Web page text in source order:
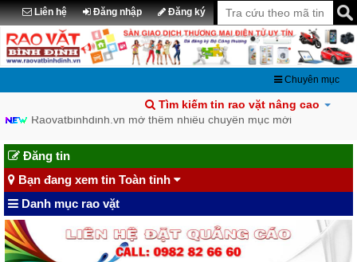
Liên hệ Đăng nhập Đăng ký
Chuyên mục
Tìm kiếm tin rao vặt nâng cao
Raovatbinhdinh.vn mở thêm nhiều chuyên mục mới
Đăng tin
Bạn đang xem tin Toàn tỉnh
Danh mục rao vặt